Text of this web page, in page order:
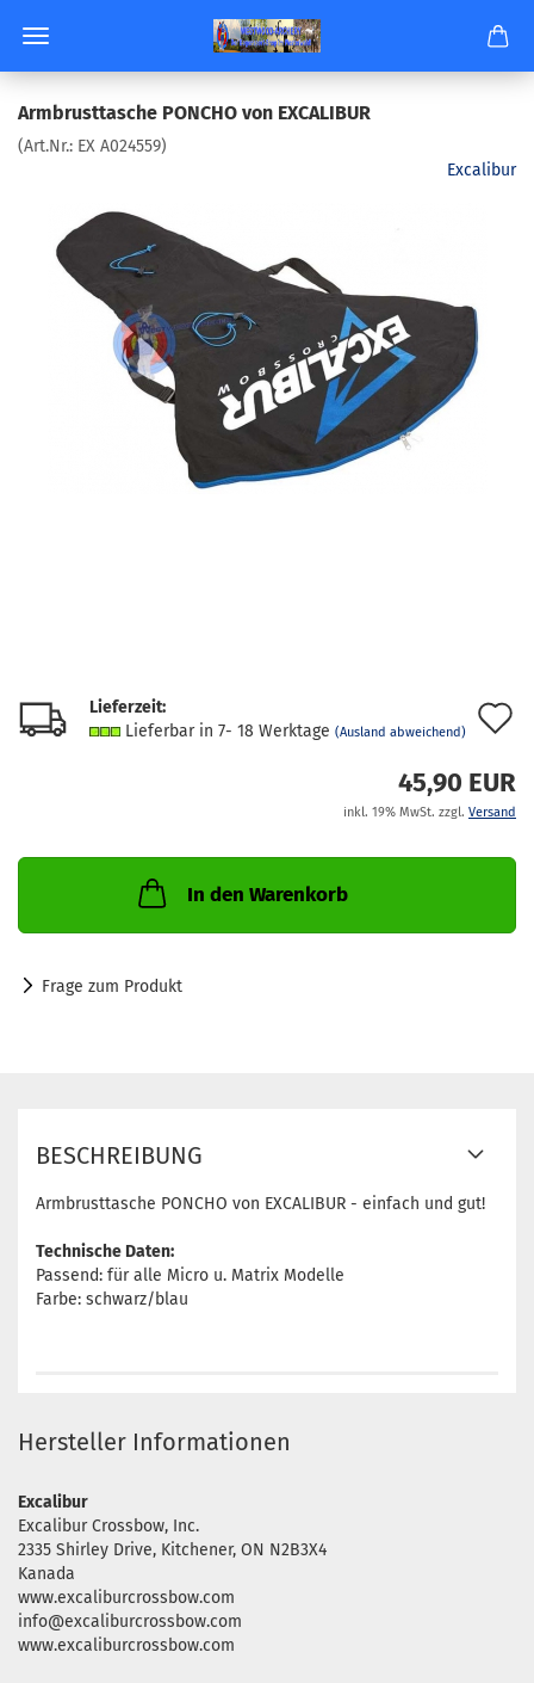
Arm­brust­ta­sche PON­CHO von EX­CA­LI­BUR
(Art.Nr.: EX A024559)
Excalibur
Lieferzeit:
Lieferbar in 7- 18 Werktage (Ausland abweichend)
45,90 EUR
inkl. 19% MwSt. zzgl. Versand
In den Warenkorb
Frage zum Produkt
BESCHREIBUNG
Armbrusttasche PONCHO von EXCALIBUR - einfach und gut!
Technische Daten:
Passend: für alle Micro u. Matrix Modelle
Farbe: schwarz/blau
Hersteller Informationen
Excalibur
Excalibur Crossbow, Inc.
2335 Shirley Drive, Kitchener, ON N2B3X4
Kanada
www.excaliburcrossbow.com
info@excaliburcrossbow.com
www.excaliburcrossbow.com